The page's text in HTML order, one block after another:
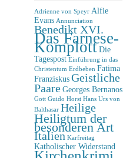
Adrienne von Speyr Alfie
Evans Annunciation
Benedikt XVI.
Das Farnese-
Komplott Die
Tagespost Einführung in das
Christentum Erdbeben Fatima
Franziskus Geistliche
Paare Georges Bernanos
Gott Guido Horst Hans Urs von
Balthasar Heilige
Heiligtum der
besonderen Art
Italien Karfreitag
Katholischer Widerstand